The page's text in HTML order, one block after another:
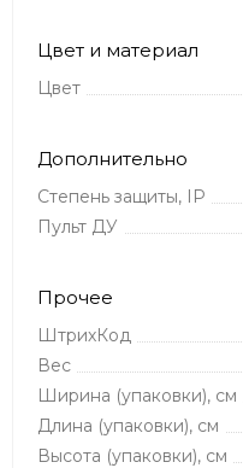
Цвет и материал
Цвет
Дополнительно
Степень защиты, IP
Пульт ДУ
Прочее
ШтрихКод
Вес
Ширина (упаковки), см
Длина (упаковки), см
Высота (упаковки), см